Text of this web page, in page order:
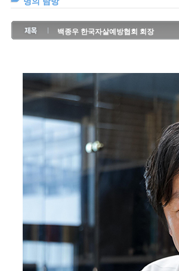
백종우 한국자살예방협회 회장